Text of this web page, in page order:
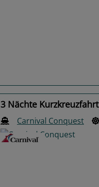
3 Nächte Kurzkreuzfahrt
Carnival Conquest